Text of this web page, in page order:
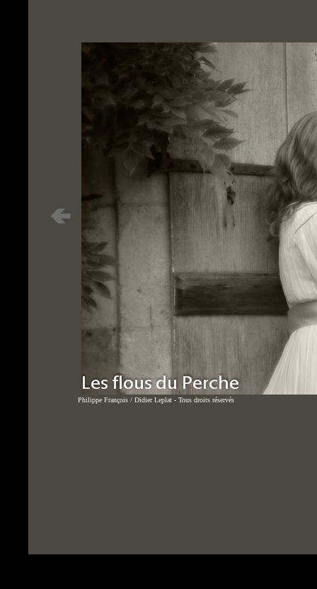
Philippe François / Didier Leplat - Tous droits réservés